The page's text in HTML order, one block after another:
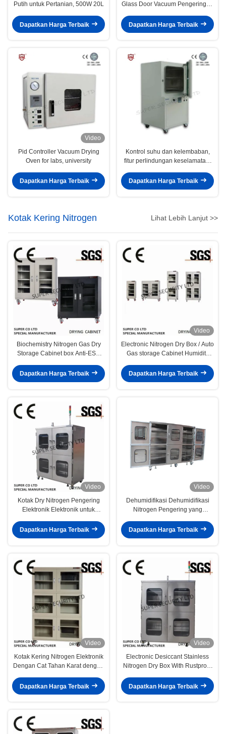
Putih untuk Pertanian, 500W 20L
Dapatkan Harga Terbaik
Glass Door Vacuum Pengeringan
Dapatkan Harga Terbaik
Video
Pid Controller Vacuum Drying
Oven for labs, university
Dapatkan Harga Terbaik
Kontrol suhu dan kelembaban,
fitur perlindungan keselamatan,
atau baja lapis, sistem ventilasi,
cocok untuk penyimpanan bahan
Dapatkan Harga Terbaik
Kotak Kering Nitrogen Lihat Lebih Lanjut >>
Biochemistry Nitrogen Gas Dry
Storage Cabinet box Anti-ESD
Dapatkan Harga Terbaik
Video
Electronic Nitrogen Dry Box / Auto
Gas storage Cabinet Humidity
Dapatkan Harga Terbaik
Video
Kotak Dry Nitrogen Pengering
Elektronik Elektronik untuk
Dapatkan Harga Terbaik
Video
Dehumidifikasi Dehumidifikasi
Nitrogen Pengering yang
Dapatkan Harga Terbaik
Video
Kotak Kering Nitrogen Elektronik
Dengan Cat Tahan Karat dengan
Malaysia
Dapatkan Harga Terbaik
Video
Electronic Desiccant Stainless
Nitrogen Dry Box With Rustproof
Glass
Dapatkan Harga Terbaik